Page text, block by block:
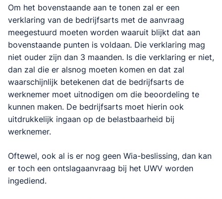
Om het bovenstaande aan te tonen zal er een
verklaring van de bedrijfsarts met de aanvraag
meegestuurd moeten worden waaruit blijkt dat aan
bovenstaande punten is voldaan. Die verklaring mag
niet ouder zijn dan 3 maanden. Is die verklaring er niet,
dan zal die er alsnog moeten komen en dat zal
waarschijnlijk betekenen dat de bedrijfsarts de
werknemer moet uitnodigen om die beoordeling te
kunnen maken. De bedrijfsarts moet hierin ook
uitdrukkelijk ingaan op de belastbaarheid bij
werknemer.
Oftewel, ook al is er nog geen Wia-beslissing, dan kan
er toch een ontslagaanvraag bij het UWV worden
ingediend.